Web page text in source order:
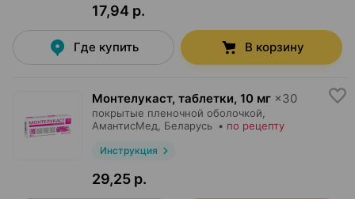
17,94 р.
Где купить В корзину
Монтелукаст, таблетки, 10 мг ×30
покрытые пленочной оболочкой,
АмантисМед , Беларусь • по рецепту
Инструкция
29,25 р.